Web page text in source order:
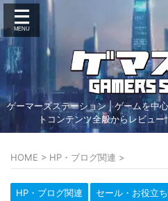
ゲーマーズステーション | ゲームを中
トコンテンツ全般からレビュ
HOME > HP・ブログ関連 >
HP・ブログ関連 セール・お役立